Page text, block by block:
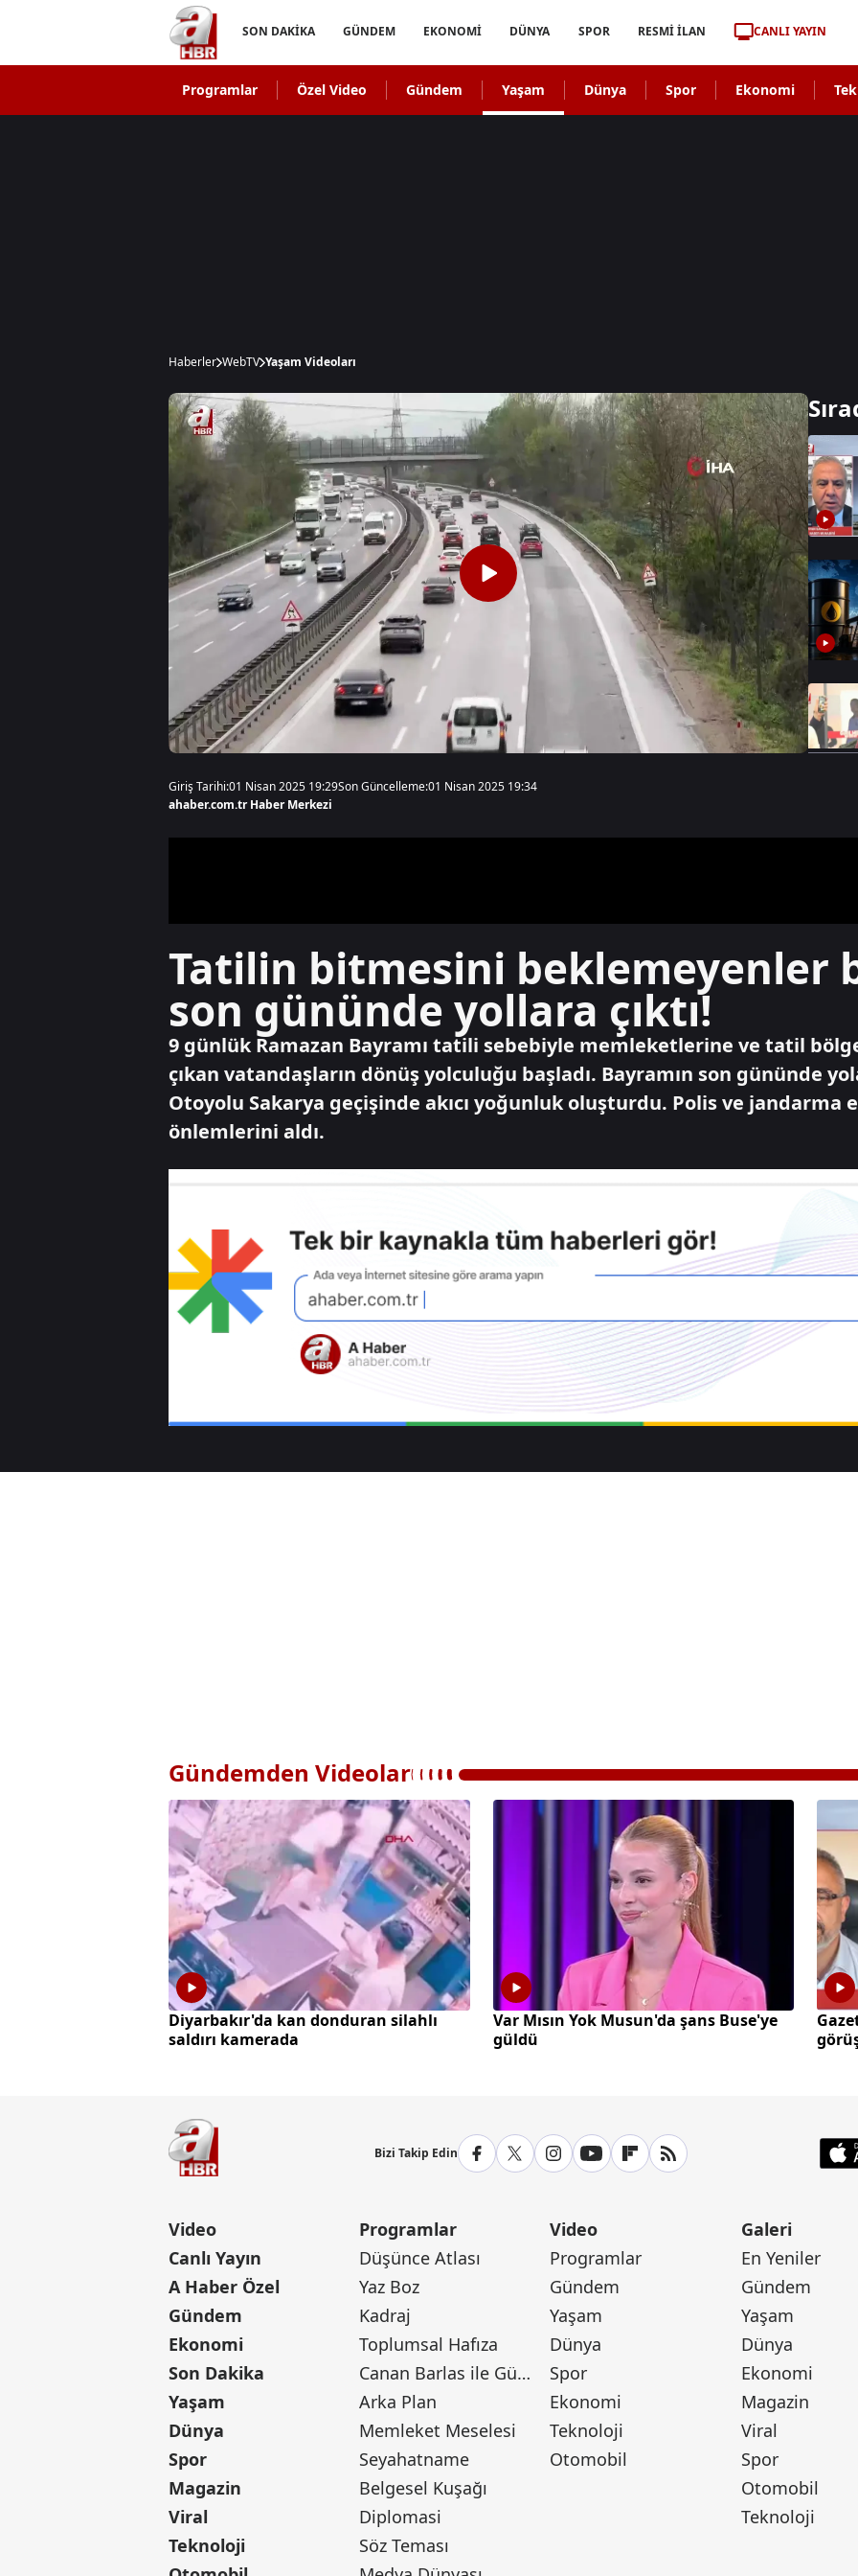
SON DAKİKA GÜNDEM EKONOMİ DÜNYA SPOR RESMİ İLAN CANLI YAYIN
Programlar Özel Video Gündem Yaşam Dünya Spor Ekonomi
Haberler WebTV Yaşam Videoları
Giriş Tarihi:01 Nisan 2025 19:29Son Güncelleme:01 Nisan 2025 19:34
ahaber.com.tr Haber Merkezi
Tatilin bitmesini beklemeyenler
son gününde yollara çıktı!
9 günlük Ramazan Bayramı tatili sebebiyle memleketlerine ve tatil
çıkan vatandaşların dönüş yolculuğu başladı. Bayramın son gününde
Otoyolu Sakarya geçişinde akıcı yoğunluk oluşturdu. Polis ve jandarma
önlemlerini aldı.
Gündemden Videolar
Diyarbakır'da kan donduran silahlı
saldırı kamerada
Var Mısın Yok Musun'da şans Buse'ye
güldü
Bizi Takip Edin
Video
Canlı Yayın
A Haber Özel
Gündem
Ekonomi
Son Dakika
Yaşam
Dünya
Spor
Magazin
Viral
Teknoloji
Programlar
Düşünce Atlası
Yaz Boz
Kadraj
Toplumsal Hafıza
Canan Barlas ile Gündem
Arka Plan
Memleket Meselesi
Seyahatname
Belgesel Kuşağı
Diplomasi
Söz Teması
Video
Programlar
Gündem
Yaşam
Dünya
Spor
Ekonomi
Teknoloji
Otomobil
Galeri
En Yeniler
Gündem
Yaşam
Dünya
Ekonomi
Magazin
Viral
Spor
Otomobil
Teknoloji